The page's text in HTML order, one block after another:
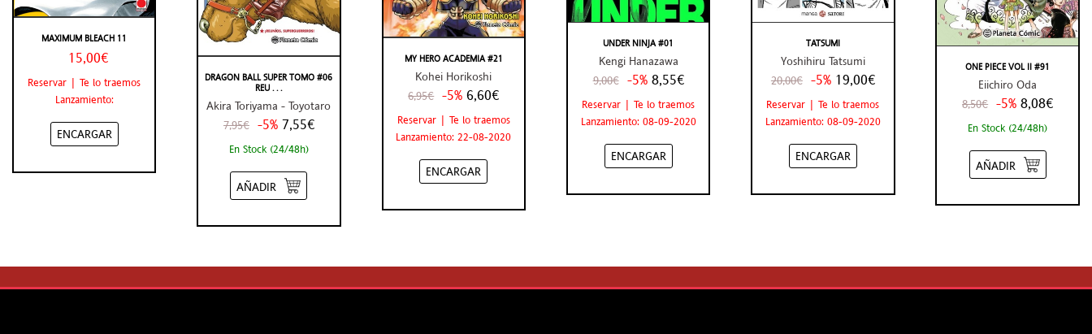
MAXIMUM BLEACH 11
15,00€
Reservar | Te lo traemos
Lanzamiento:
ENCARGAR
DRAGON BALL SUPER TOMO #06
REU . . .
Akira Toriyama - Toyotaro
7,95€ -5% 7,55€
En Stock (24/48h)
AÑADIR
MY HERO ACADEMIA #21
Kohei Horikoshi
6,95€ -5%6,60€
Reservar | Te lo traemos
Lanzamiento: 22-08-2020
ENCARGAR
UNDER NINJA #01
Kengi Hanazawa
9,00€ -5% 8,55€
Reservar | Te lo traemos
Lanzamiento: 08-09-2020
ENCARGAR
TATSUMI
Yoshihiru Tatsumi
20,00€ -5% 19,00€
Reservar | Te lo traemos
Lanzamiento: 08-09-2020
ENCARGAR
ONE PIECE VOL II #91
Eiichiro Oda
8,50€ -5%8,08€
En Stock (24/48h)
AÑADIR